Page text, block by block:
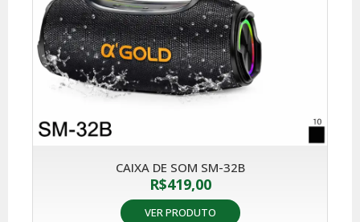
CAIXA DE SOM SM-32B
R$419,00
VER PRODUTO